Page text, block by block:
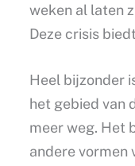
weken al laten
Deze crisis
Heel bijzonder
het gebied van
meer weg. Het
andere vormen